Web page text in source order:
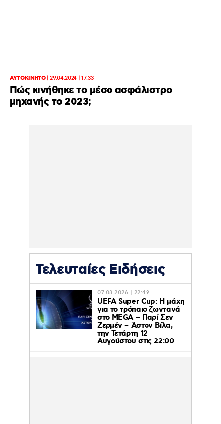
ΑΥΤΟΚΙΝΗΤΟ|29.04.2024 | 17:33
Πώς κινήθηκε το μέσο ασφάλιστρο
μηχανής το 2023;
Τελευταίες Ειδήσεις
07.08.2026 | 22:49
UEFA Super Cup: Η μάχη
για το τρόπαιο ζωντανά
στο MEGA – Παρί Σεν
Ζερμέν – Άστον Βίλα,
την Τετάρτη 12
Αυγούστου στις 22:00